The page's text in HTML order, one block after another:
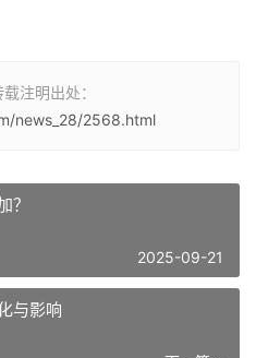
注明出处：
news_28/2568.html
？
2025-09-21
与影响